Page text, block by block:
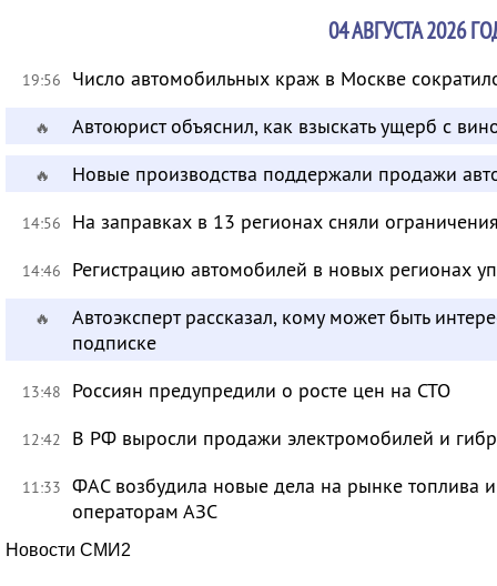
04 АВГУСТА 2026
19:56 Число автомобильных краж в Москве
🔥 Автоюрист объяснил, как взыскать ущерб с
🔥 Новые производства поддержали продажи
14:56 На заправках в 13 регионах сняли
14:46 Регистрацию автомобилей в новых регионах
🔥
Автоэксперт рассказал, кому может быть
подписке
13:48 Россиян предупредили о росте цен на СТО
12:42 В РФ выросли продажи электромобилей и
11:33 ФАС возбудила новые дела на рынке топлива
операторам АЗС
Новости СМИ2